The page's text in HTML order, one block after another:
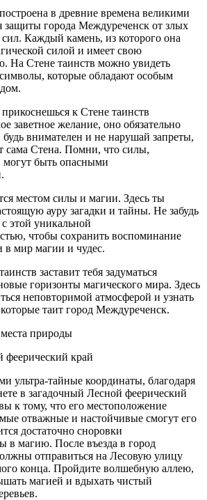
в древние времена великими
защиты города Междуреченск от злых
Каждый камень, из которого она
силой и имеет свою
На Стене таинств можно увидеть
которые обладают особым
к Стене таинств
заветное желание, оно обязательно
внимателен и не нарушай запреты,
сама Стена. Помни, что силы,
могут быть опасными
местом силы и магии. Здесь ты
ауру загадки и тайны. Не забудь
этой уникальной
чтобы сохранить воспоминание
в мир магии и чудес.
заставит тебя задуматься
горизонты магического мира. Здесь
неповторимой атмосферой и узнать
таит город Междуреченск.
природы
феерический край
ультра-тайные координаты, благодаря
в загадочный Лесной феерический
к тому, что его местоположение
отважные и настойчивые смогут его
достаточно сноровки
в магию. После въезда в город
отправиться на Лесовую улицу
конца. Пройдите волшебную аллею,
магией и вдыхать чистый